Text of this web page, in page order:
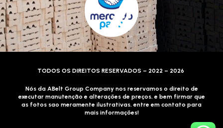
TODOS OS DIREITOS RESERVADOS – 2022 – 2026
Nós da ABelt Group Company nos reservamos o direito de
executar manutenção e alterações de preços, e bem firmar que
as fotos sao meramente ilustrativas, entre em contato para
mais informações!